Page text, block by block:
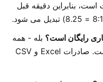
بنابراین دقیقه قبل
رایگان است؟ بله - همه
محاسبات بدون ثبت نام رایگان است. صادرات Excel و CSV